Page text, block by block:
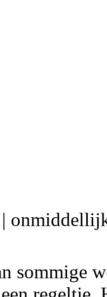
|
sommige